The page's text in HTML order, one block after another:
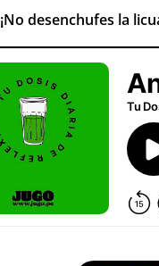
¡No desenchufes la